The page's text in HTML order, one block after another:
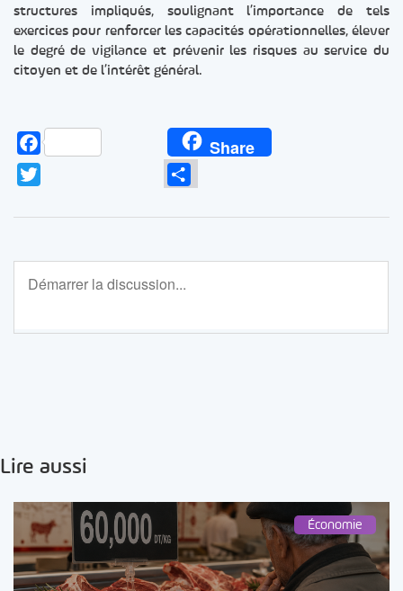
structures impliqués, soulignant l’importance de tels
exercices pour renforcer les capacités opérationnelles, élever
le degré de vigilance et prévenir les risques au service du
citoyen et de l’intérêt général.
Facebook Share
Partager
Lire aussi
Économie